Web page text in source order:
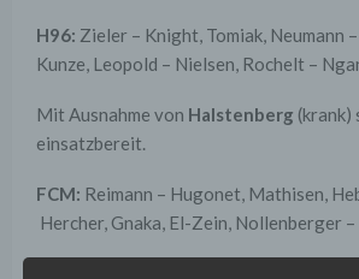
H96: Zieler – Knight, Tomiak, Neumann
Kunze, Leopold – Nielsen, Rochelt –
Mit Ausnahme von Halstenberg (krank)
einsatzbereit.
FCM: Reimann – Hugonet, Mathisen,
Hercher, Gnaka, El-Zein, Nollenberger